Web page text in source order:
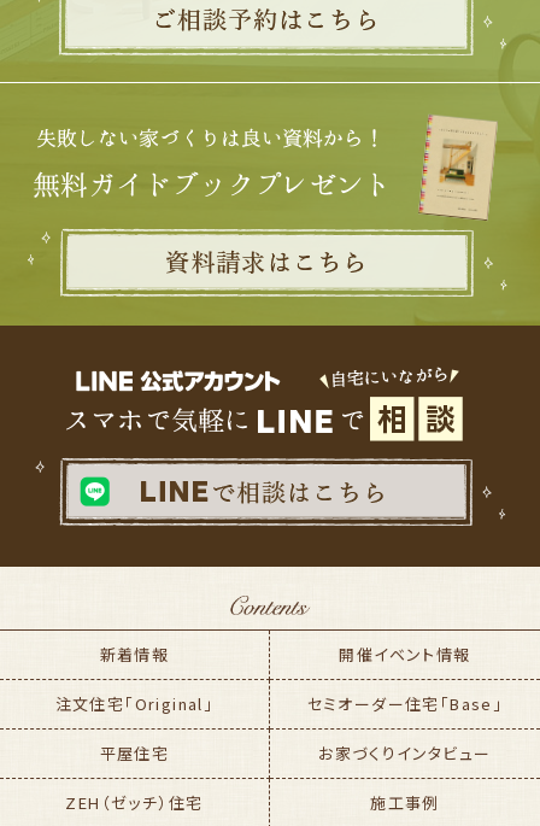
新着情報 開催イベント情報
注文住宅「Original」 セミオーダー住宅「Base」
平屋住宅 お家づくりインタビュー
ZEH（ゼッチ）住宅 施工事例